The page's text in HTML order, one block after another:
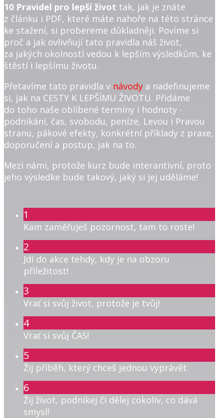
10 Pravidel pro lepší život tak, jak je znáte
z článku i PDF, které máte nahoře na této stránce
ke stažení, si probereme důkladněji. Povíme si
proč a jak ovlivňují tato pravidla náš život,
za jakých okolností vedou k lepším výsledkům, ke
štěstí i lepšímu životu.
Přetavíme tato pravidla v návody a nadefinujeme
si, jak na CESTY K LEPŠÍMU ŽIVOTU. Přidáme
do toho naše oblíbené termíny i hodnoty -
podnikání, čas, svobodu, peníze, Levou i Pravou
stranu, pákové efekty, konkrétní příklady z praxe,
doporučení a postup, jak na to.
Mezi námi, protože kurz bude interantivní, proto
jeho výsledke bude takový, jaký si jej uděláme!
1
Kam zaměřuješ pozornost, tam to roste!
2
Jdi do akce tehdy, kdy je na obzoru
příležitost!
3
Vrať si svůj život, protože je tvůj!
4
Vrať si svůj ČAS!
5
Žij příběh, který chceš jednou vyprávět
6
Žij život, podnikej či dělej cokoliv, co dává
smysl!